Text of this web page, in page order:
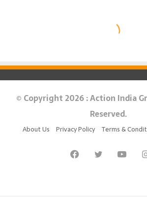
© Copyright 2026 : Action India
Reserved.
About Us Privacy Policy Terms &
FacebookTwitter